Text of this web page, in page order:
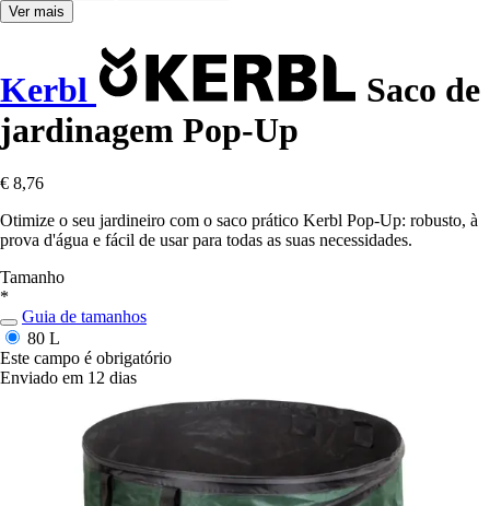
Ver mais
Kerbl
Saco de
jardinagem Pop-Up
€ 8,76
Otimize o seu jardineiro com o saco prático Kerbl Pop-Up: robusto, à
prova d'água e fácil de usar para todas as suas necessidades.
Tamanho
*
Guia de tamanhos
80 L
Este campo é obrigatório
Enviado em 12 dias